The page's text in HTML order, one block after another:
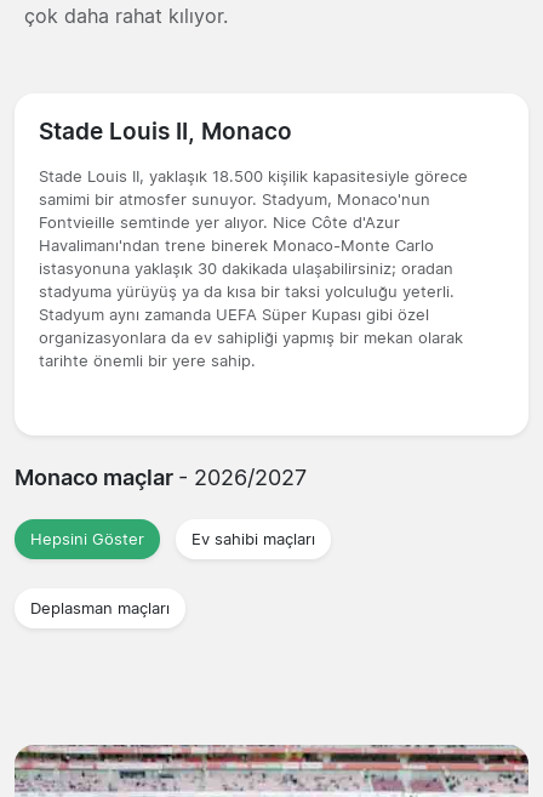
çok daha rahat kılıyor.
Stade Louis II, Monaco
Stade Louis II, yaklaşık 18.500 kişilik kapasitesiyle görece
samimi bir atmosfer sunuyor. Stadyum, Monaco'nun
Fontvieille semtinde yer alıyor. Nice Côte d'Azur
Havalimanı'ndan trene binerek Monaco-Monte Carlo
istasyonuna yaklaşık 30 dakikada ulaşabilirsiniz; oradan
stadyuma yürüyüş ya da kısa bir taksi yolculuğu yeterli.
Stadyum aynı zamanda UEFA Süper Kupası gibi özel
organizasyonlara da ev sahipliği yapmış bir mekan olarak
tarihte önemli bir yere sahip.
Monaco maçlar - 2026/2027
Hepsini Göster Ev sahibi maçları
Deplasman maçları